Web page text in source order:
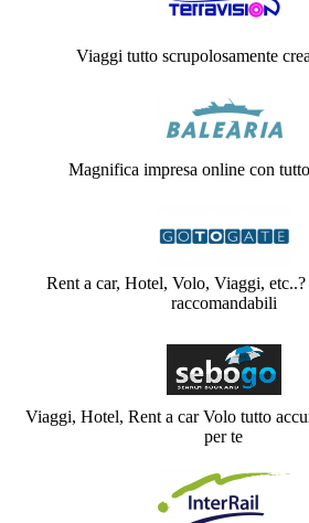
Viaggi tutto scrupolosamente
Magnifica impresa online con
Rent a car, Hotel, Volo, Viaggi,
raccomandabili
Viaggi, Hotel, Rent a car Volo tutto
per te